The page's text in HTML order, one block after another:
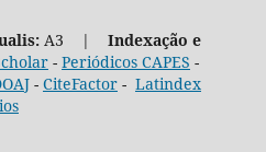
A3 | Indexação e
- Periódicos CAPES -
- CiteFactor- Latindex